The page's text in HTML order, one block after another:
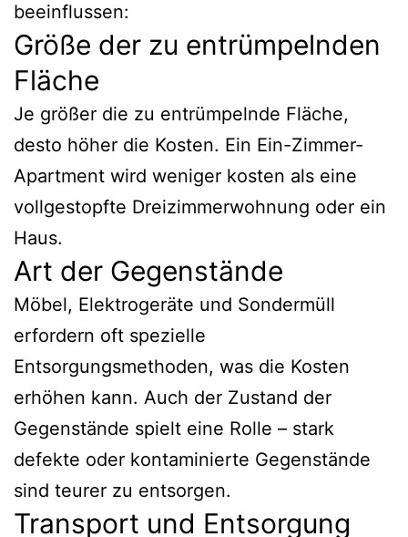
beeinflussen:
Größe der zu entrümpelnden
Fläche
Je größer die zu entrümpelnde Fläche,
desto höher die Kosten. Ein Ein-Zimmer-
Apartment wird weniger kosten als eine
vollgestopfte Dreizimmerwohnung oder ein
Haus.
Art der Gegenstände
Möbel, Elektrogeräte und Sondermüll
erfordern oft spezielle
Entsorgungsmethoden, was die Kosten
erhöhen kann. Auch der Zustand der
Gegenstände spielt eine Rolle – stark
defekte oder kontaminierte Gegenstände
sind teurer zu entsorgen.
Transport und Entsorgung